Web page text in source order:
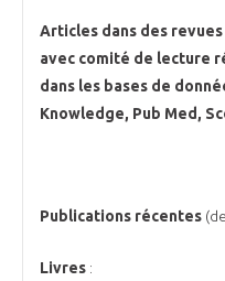
Articles dans des
avec comité de lecture
dans les bases de
Knowledge, Pub Med,
Publications récentes
Livres :